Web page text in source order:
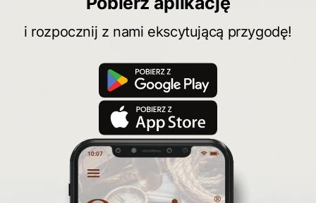
i rozpocznij z nami ekscytującą przygodę!